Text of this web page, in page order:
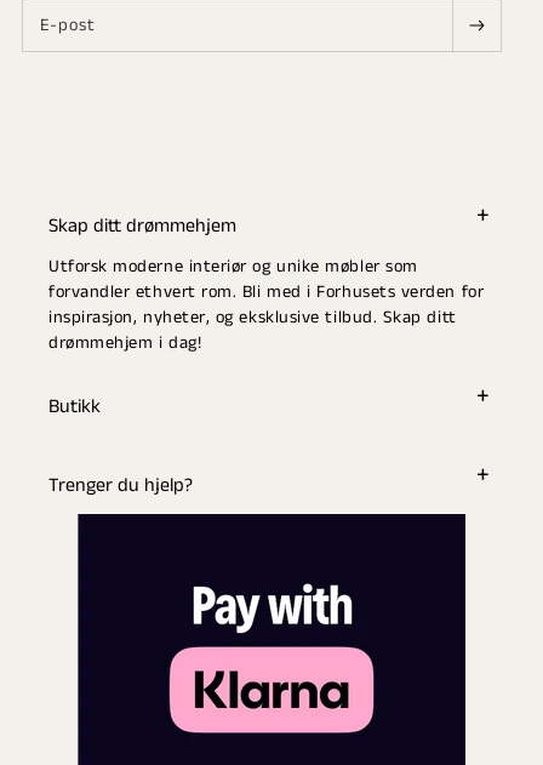
E-post
Skap ditt drømmehjem
Utforsk moderne interiør og unike møbler som
forvandler ethvert rom. Bli med i Forhusets verden for
inspirasjon, nyheter, og eksklusive tilbud. Skap ditt
drømmehjem i dag!
Butikk
Trenger du hjelp?